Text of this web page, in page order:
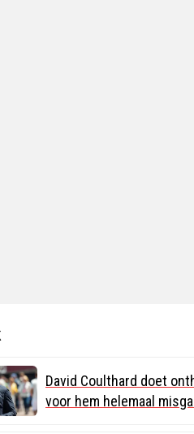
David Coulthard doet
voor hem helemaal